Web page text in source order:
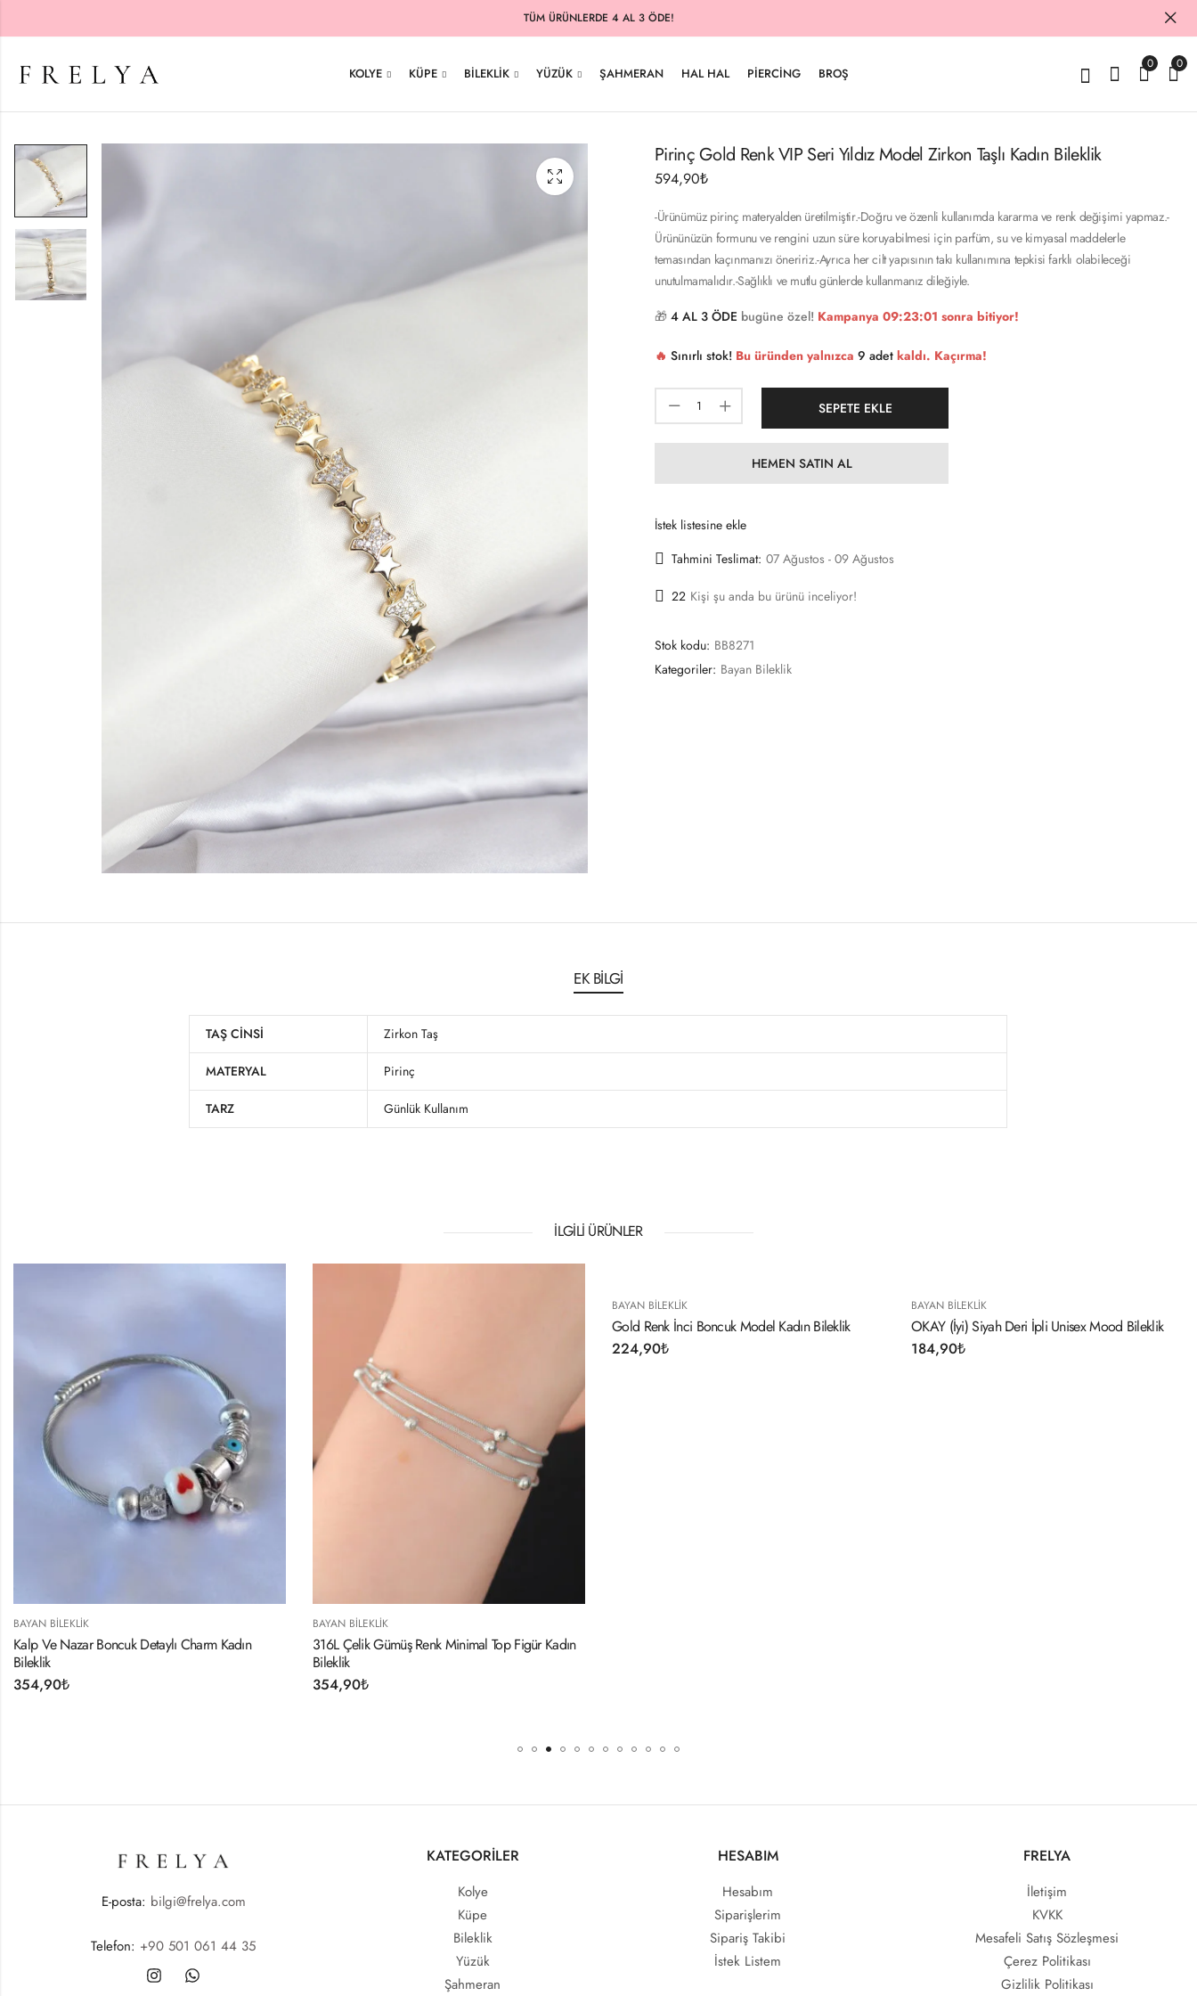
TÜM ÜRÜNLERDE 4 AL 3 ÖDE!
KOLYE KÜPE BILEKLIK YÜZÜK ŞAHMERAN HAL HAL PIERCING BROŞ
0 0
Pirinç Gold Renk VIP Seri Yıldız Model Zirkon Taşlı Kadın Bileklik
594,90₺
-Ürünümüz pirinç materyalden üretilmiştir.-Doğru ve özenli kullanımda kararma ve renk değişimi yapmaz.-
Ürününüzün formunu ve rengini uzun süre koruyabilmesi için parfüm, su ve kimyasal maddelerle
temasından kaçınmanızı öneririz.-Ayrıca her cilt yapısının takı kullanımına tepkisi farklı olabileceği
unutulmamalıdır.-Sağlıklı ve mutlu günlerde kullanmanız dileğiyle.
🎁 4 AL 3 ÖDE bugüne özel! Kampanya 09:23:00 sonra bitiyor!
🔥 Sınırlı stok! Bu üründen yalnızca 9 adet kaldı. Kaçırma!
SEPETE EKLE
HEMEN SATIN AL
İstek listesine ekle
Tahmini Teslimat: 07 Ağustos - 09 Ağustos
22 Kişi şu anda bu ürünü inceliyor!
Stok kodu: BB8271
Kategoriler: Bayan Bileklik
EK BILGI
TAŞ CINSI Zirkon Taş
MATERYAL Pirinç
TARZ Günlük Kullanım
İLGILI ÜRÜNLER
Charm Kadın
316L Çelik Gümüş Renk Minimal Top Figür Kadın
Gold Renk İnci Boncuk Model Kadın Bileklik
OKAY (İyi) Siyah Deri İpli Unisex Mood Bileklik
LOVE (Aşık) Siyah Deri
E-posta: bilgi@frelya.com
Telefon: +90 501 061 44 35
KATEGORİLER
Kolye
Küpe
Bileklik
Yüzük
Şahmeran
HESABIM
Hesabım
Siparişlerim
Sipariş Takibi
İstek Listem
FRELYA
İletişim
KVKK
Mesafeli Satış Sözleşmesi
Çerez Politikası
Gizlilik Politikası